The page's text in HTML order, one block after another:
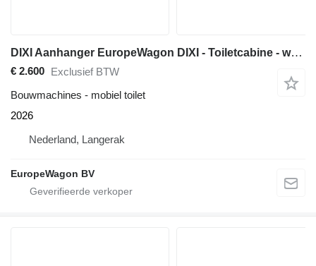
DIXI Aanhanger EuropeWagon DIXI - Toiletcabine - wc aanhanger
€ 2.600 Exclusief BTW
Bouwmachines - mobiel toilet
2026
Nederland, Langerak
EuropeWagon BV